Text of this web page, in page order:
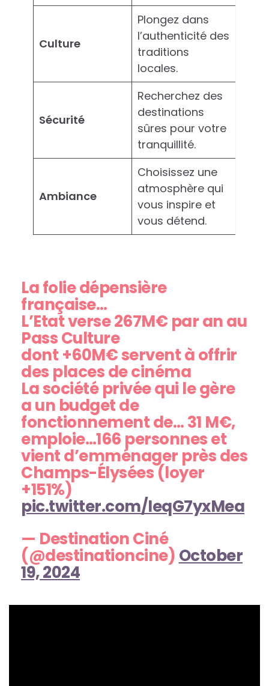
Culture
Plongez dans
l’authenticité des
traditions
locales.
Sécurité
Recherchez des
destinations
sûres pour votre
tranquillité.
Ambiance
Choisissez une
atmosphère qui
vous inspire et
vous détend.
La folie dépensière
française…
L’Etat verse 267M€ par an au
Pass Culture
dont +60M€ servent à offrir
des places de cinéma
La société privée qui le gère
a un budget de
fonctionnement de… 31 M€,
emploie…166 personnes et
vient d’emménager près des
Champs-Élysées (loyer
+151%)
pic.twitter.com/IeqG7yxMea
— Destination Ciné
(@destinationcine) October
19, 2024